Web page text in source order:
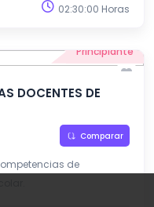
02:30:00 Horas
Principiante
DOCENTES DE
Comparar
de